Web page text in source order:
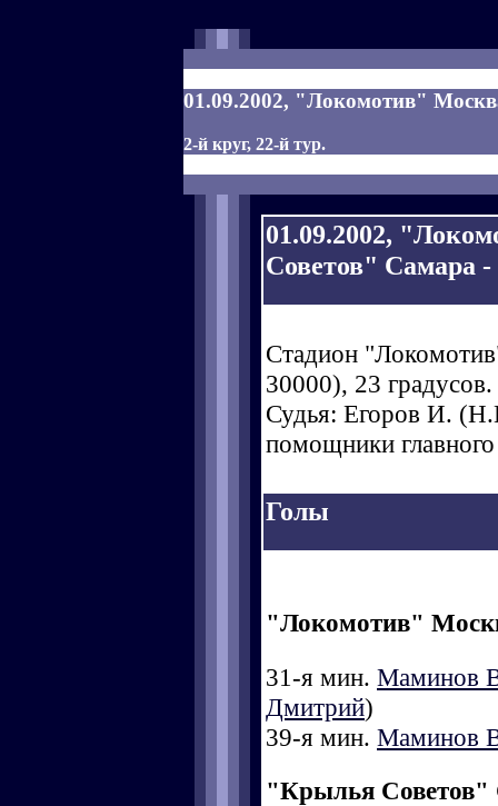
01.09.2002, "Локомотив"
2-й круг, 22-й тур.
01.09.2002,
Советов" Самара -
Стадион
30000), 23 градусов.
Судья: Егоров И.
помощники
Голы
"Локомотив"
31-я мин. Маминов
Дмитрий)
39-я мин. Маминов
"Крылья Советов"